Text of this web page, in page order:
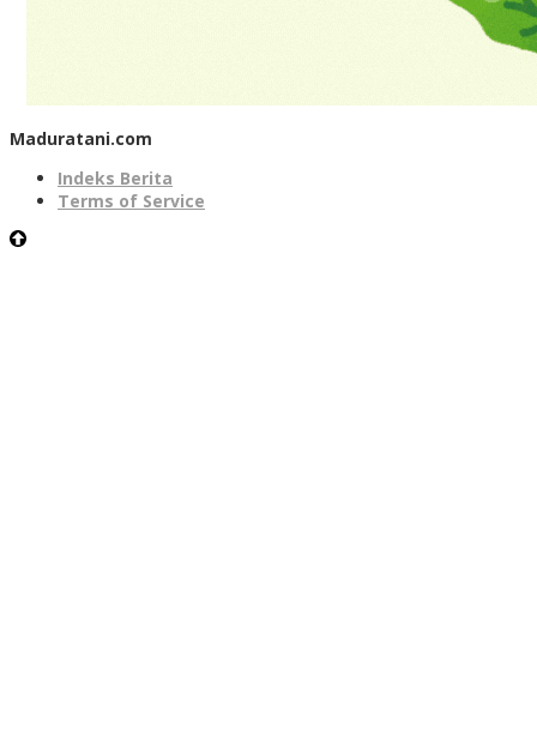
Maduratani.com
Indeks Berita
Terms of Service